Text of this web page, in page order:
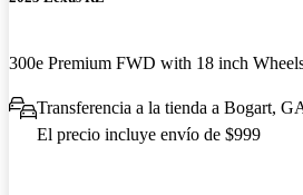
300e Premium FWD with 18 inch
Transferencia a la tienda a Bogart,
El precio incluye envío de $999